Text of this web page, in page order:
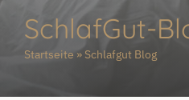
SchlafGut-
Startseite » Schlafgut Blog